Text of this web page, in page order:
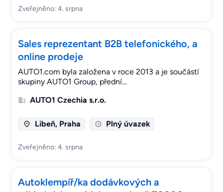
Zveřejněno: 4. srpna
Sales reprezentant B2B telefonického, a
online prodeje
AUTO1.com byla založena v roce 2013 a je součástí
skupiny AUTO1 Group, přední…
AUTO1 Czechia s.r.o.
Libeň, Praha Plný úvazek
Zveřejněno: 4. srpna
Autoklempíř/ka dodávkových a